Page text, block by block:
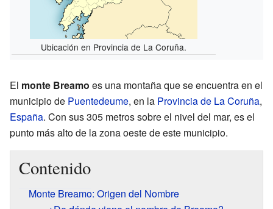
Ubicación en Provincia de La Coruña.
El monte Breamo es una montaña que se encuentra en el
municipio de Puentedeume, en la Provincia de La Coruña,
España. Con sus 305 metros sobre el nivel del mar, es el
punto más alto de la zona oeste de este municipio.
Contenido
Monte Breamo: Origen del Nombre